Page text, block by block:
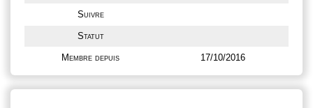
Suivre
Statut
Membre depuis 17/10/2016